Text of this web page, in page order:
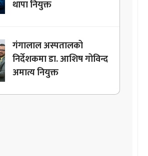
थापा नियुक्त
गंगालाल अस्पतालको
निर्देशकमा डा. आशिष गोविन्द
अमात्य नियुक्त